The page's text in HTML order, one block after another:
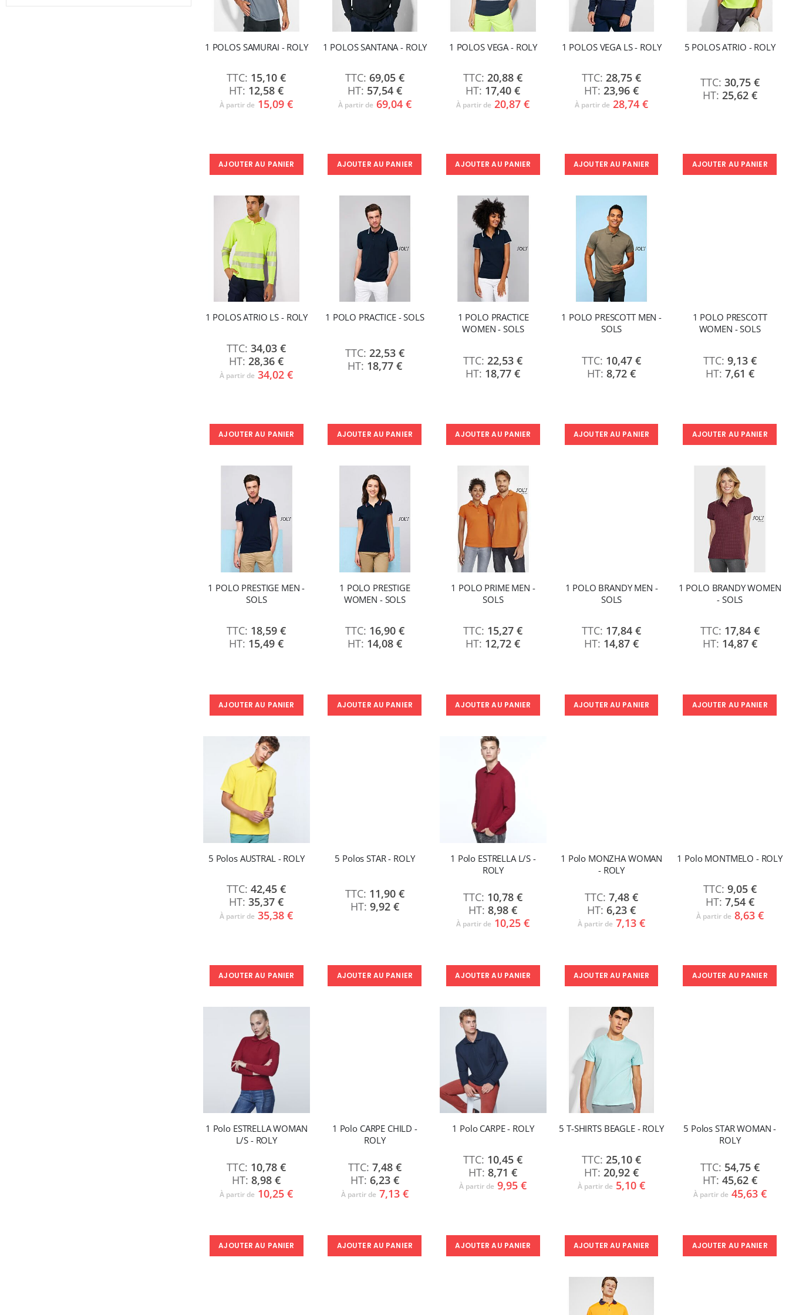
1 POLOS SAMURAI - ROLY
15,10 €
12,58 €
À partir de 15,09 €
AJOUTER AU PANIER
1 POLOS SANTANA - ROLY
69,05 €
57,54 €
À partir de 69,04 €
AJOUTER AU PANIER
1 POLOS VEGA - ROLY
20,88 €
17,40 €
À partir de 20,87 €
AJOUTER AU PANIER
1 POLOS VEGA LS - ROLY
28,75 €
23,96 €
À partir de 28,74 €
AJOUTER AU PANIER
5 POLOS ATRIO - ROLY
30,75 €
25,62 €
AJOUTER AU PANIER
1 POLOS ATRIO LS - ROLY
34,03 €
28,36 €
À partir de 34,02 €
AJOUTER AU PANIER
1 POLO PRACTICE - SOLS
22,53 €
18,77 €
AJOUTER AU PANIER
1 POLO PRACTICE
WOMEN - SOLS
22,53 €
18,77 €
AJOUTER AU PANIER
1 POLO PRESCOTT MEN -
SOLS
10,47 €
8,72 €
AJOUTER AU PANIER
1 POLO PRESCOTT
WOMEN - SOLS
9,13 €
7,61 €
AJOUTER AU PANIER
1 POLO PRESTIGE MEN -
SOLS
18,59 €
15,49 €
AJOUTER AU PANIER
1 POLO PRESTIGE
WOMEN - SOLS
16,90 €
14,08 €
AJOUTER AU PANIER
1 POLO PRIME MEN -
SOLS
15,27 €
12,72 €
AJOUTER AU PANIER
1 POLO BRANDY MEN -
SOLS
17,84 €
14,87 €
AJOUTER AU PANIER
1 POLO BRANDY WOMEN
- SOLS
17,84 €
14,87 €
AJOUTER AU PANIER
5 Polos AUSTRAL - ROLY
42,45 €
35,37 €
À partir de 35,38 €
AJOUTER AU PANIER
5 Polos STAR - ROLY
11,90 €
9,92 €
AJOUTER AU PANIER
1 Polo ESTRELLA L/S -
ROLY
10,78 €
8,98 €
À partir de 10,25 €
AJOUTER AU PANIER
1 Polo MONZHA WOMAN
- ROLY
7,48 €
6,23 €
À partir de 7,13 €
AJOUTER AU PANIER
1 Polo MONTMELO - ROLY
9,05 €
7,54 €
À partir de 8,63 €
AJOUTER AU PANIER
1 Polo ESTRELLA WOMAN
L/S - ROLY
10,78 €
8,98 €
À partir de 10,25 €
AJOUTER AU PANIER
1 Polo CARPE CHILD -
ROLY
7,48 €
6,23 €
À partir de 7,13 €
AJOUTER AU PANIER
1 Polo CARPE - ROLY
10,45 €
8,71 €
À partir de 9,95 €
AJOUTER AU PANIER
5 T-SHIRTS BEAGLE - ROLY
25,10 €
20,92 €
À partir de 5,10 €
AJOUTER AU PANIER
5 Polos STAR WOMAN -
ROLY
54,75 €
45,62 €
À partir de 45,63 €
AJOUTER AU PANIER